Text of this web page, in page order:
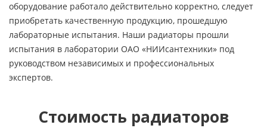
оборудование работало действительно корректно, следует
приобретать качественную продукцию, прошедшую
лабораторные испытания. Наши радиаторы прошли
испытания в лаборатории ОАО «НИИсантехники» под
руководством независимых и профессиональных
экспертов.
Стоимость радиаторов